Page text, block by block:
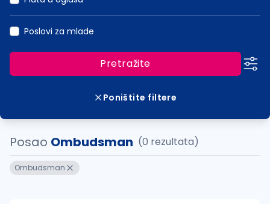
Poslovi za mlade
Pretražite
Poništite filtere
Posao Ombudsman (0 rezultata)
Ombudsman